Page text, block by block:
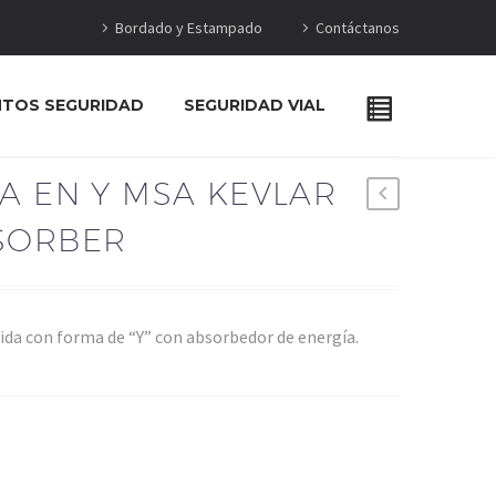
Bordado y Estampado Contáctanos
SEGURIDAD SEGURIDAD VIAL
EN Y MSA KEVLAR
con forma de “Y” con absorbedor de energía.